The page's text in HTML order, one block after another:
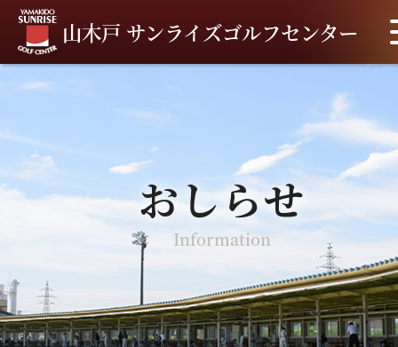
山木戸 サンライズゴルフセンター
おしらせ
Information